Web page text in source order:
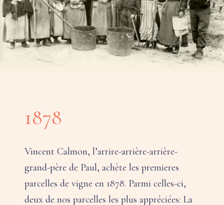
1878
Vincent Calmon, l’arrire-arrière-arrière-
grand-père de Paul, achète les premieres
parcelles de vigne en 1878. Parmi celles-ci,
deux de nos parcelles les plus appréciées: La